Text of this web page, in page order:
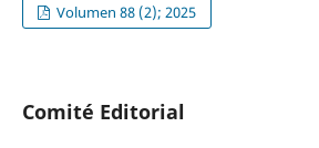
Volumen 88 (2); 2025
Comité Editorial